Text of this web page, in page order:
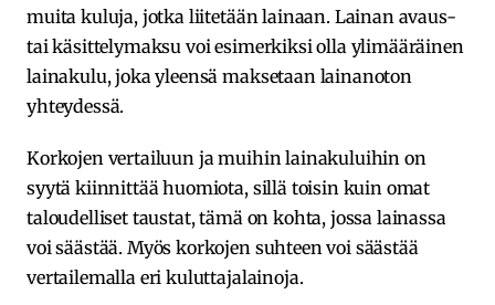
muita kuluja, jotka liitetään lainaan. Lainan avaus-
tai käsittelymaksu voi esimerkiksi olla ylimääräinen
lainakulu, joka yleensä maksetaan lainanoton
yhteydessä.
Korkojen vertailuun ja muihin lainakuluihin on
syytä kiinnittää huomiota, sillä toisin kuin omat
taloudelliset taustat, tämä on kohta, jossa lainassa
voi säästää. Myös korkojen suhteen voi säästää
vertailemalla eri kuluttajalainoja.